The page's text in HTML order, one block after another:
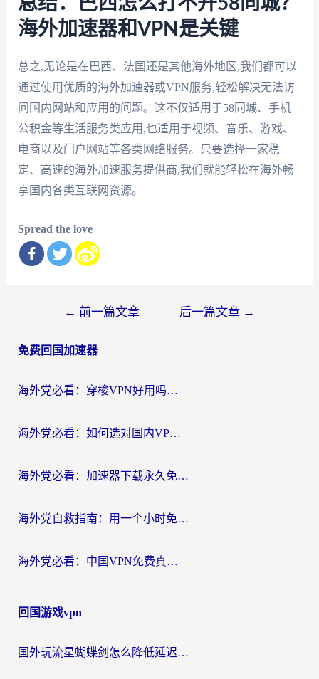
海外加速器和VPN是关键
总之,无论是在巴西、法国还是其他海外地区,我们都可以
通过使用优质的海外加速器或VPN服务,轻松解决无法访
问国内网站和应用的问题。这不仅适用于58同城、手机
公积金等生活服务类应用,也适用于视频、音乐、游戏、
电商以及门户网站等各类网络服务。只要选择一家稳
定、高速的海外加速服务提供商,我们就能轻松在海外畅
享国内各类互联网资源。
Spread the love
导
← 前一篇文章 后一篇文章 →
免费回国加速器
海外党必看：穿梭VPN好用吗？和云帆VPN对比哪个回国效果更好？附真实测评+避坑指南
海外党必看：如何选对国内VPN，实现无缝访问国内资源？
海外党必看：加速器下载永久免费版真的存在吗？教你无缝访问国内资源的正确姿势
海外党自救指南：用一个小时免费加速器，轻松打破国内资源访问壁垒？
海外党必看：中国VPN免费真的靠谱吗？手把手教你选对回国加速器
回国游戏vpn
国外玩流星蝴蝶剑怎么降低延迟？海外党必看的加速秘籍（含欧洲鸣潮&彩虹岛优化攻略）